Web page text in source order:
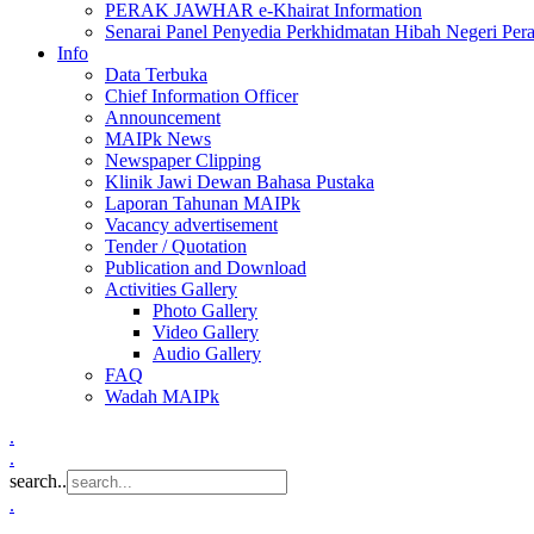
PERAK JAWHAR e-Khairat Information
Senarai Panel Penyedia Perkhidmatan Hibah Negeri
Info
Data Terbuka
Chief Information Officer
Announcement
MAIPk News
Newspaper Clipping
Klinik Jawi Dewan Bahasa Pustaka
Laporan Tahunan MAIPk
Vacancy advertisement
Tender / Quotation
Publication and Download
Activities Gallery
Photo Gallery
Video Gallery
Audio Gallery
FAQ
Wadah MAIPk
.
.
search..
.